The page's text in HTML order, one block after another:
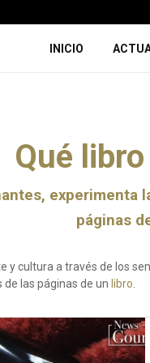
INICIO
Qué
experimenta
páginas
y cultura a través de los
de las páginas de un libro